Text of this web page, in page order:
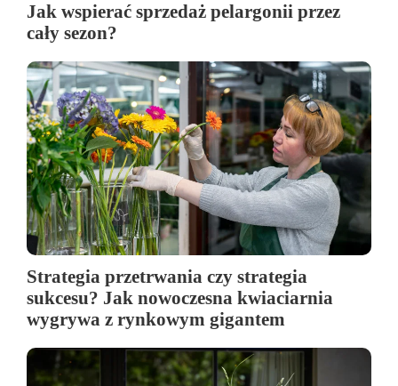
Jak wspierać sprzedaż pelargonii przez
cały sezon?
Strategia przetrwania czy strategia
sukcesu? Jak nowoczesna kwiaciarnia
wygrywa z rynkowym gigantem